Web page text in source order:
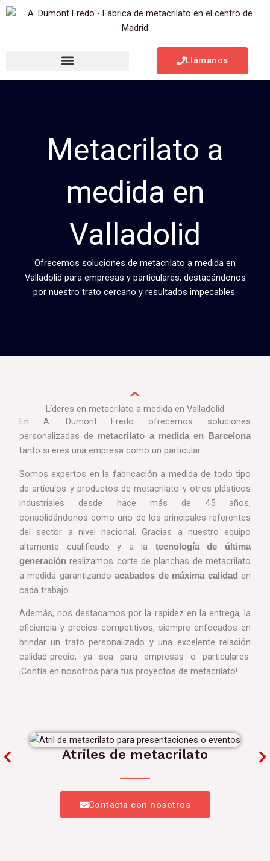
Llámanos
Metacrilato a
medida en
Valladolid
Ofrecemos soluciones de metacrilato a medida en
Valladolid para empresas y particulares, destacándonos
por nuestro trato cercano y resultados impecables.
Líderes en metacrilato a medida en Valladolid
En A. Dumont Fredo ofrecemos soluciones
personalizadas de metacrilato a medida en Barcelona
tanto si eres una empresa como un particular.
Somos expertos en la fabricación a medida de todo tipo
de artículos y productos de metacrilato y otros plásticos
industriales desde hace más de 45 años,
consolidándonos como uno de los principales referentes
del sector a nivel nacional. Gracias a nuestro equipo
altamente cualificado y a la tecnología de última
generaciónrealizamos corte de planchas de metacrilato
a medida garantizandoacabados de máxima calidad en
cada trabajo.
Además, nos destacamos por la rapidez en la entrega, la
eficiencia y precios competitivos, siempre enfocados en
brindar un trato personalizado y una excelente relación
calidad-precio, ya sea para empresas o particulares.
¡Confía en nosotros para tus proyectos de metacrilato!
Atriles de metacrilato
Contacta con nosotros